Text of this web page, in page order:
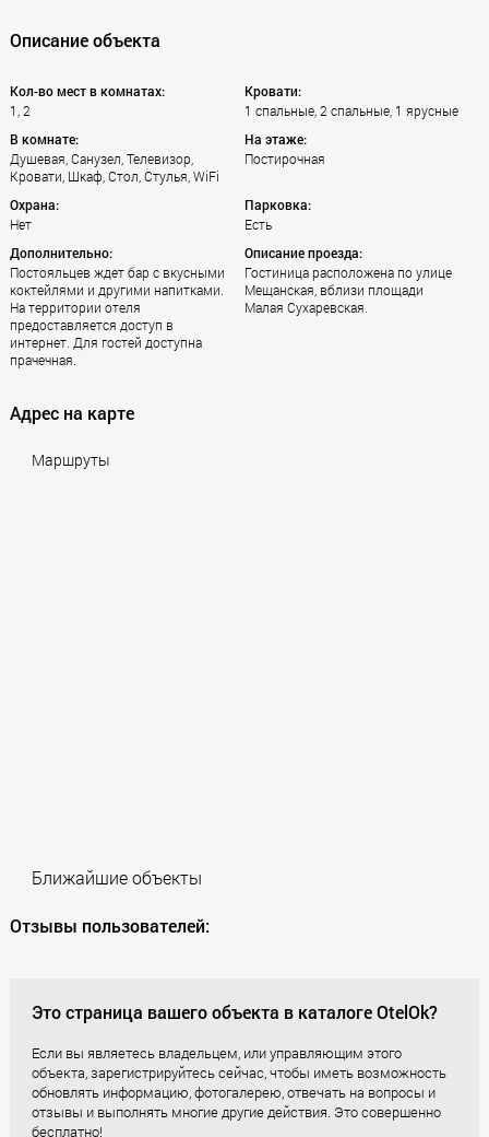
Описание объекта
Кол-во мест в комнатах:
1, 2
Кровати:
1 спальные, 2 спальные, 1 ярусные
В комнате:
Душевая, Санузел, Телевизор,
Кровати, Шкаф, Стол, Стулья, WiFi
На этаже:
Постирочная
Охрана:
Нет
Парковка:
Есть
Дополнительно:
Постояльцев ждет бар с вкусными
коктейлями и другими напитками.
На территории отеля
предоставляется доступ в
интернет. Для гостей доступна
прачечная.
Описание проезда:
Гостиница расположена по улице
Мещанская, вблизи площади
Малая Сухаревская.
Адрес на карте
Маршруты
Ближайшие объекты
Отзывы пользователей:
Это страница вашего объекта в каталоге OtelOk?
Если вы являетесь владельцем, или управляющим этого
объекта, зарегистрируйтесь сейчас, чтобы иметь возможность
обновлять информацию, фотогалерею, отвечать на вопросы и
отзывы и выполнять многие другие действия. Это совершенно
бесплатно!